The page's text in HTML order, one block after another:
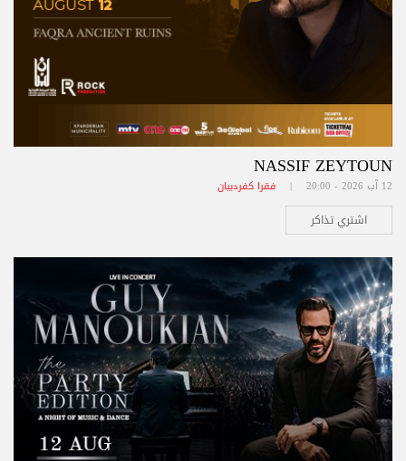
NASSIF ZEYTOUN
12 آب 2026 - 20:00 | فقرا كفردبيان
اشتري تذاكر